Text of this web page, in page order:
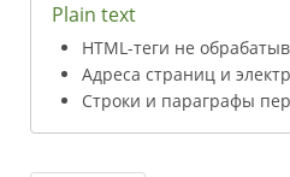
Plain text
HTML-теги не
Адреса страниц и
Строки и параграфы